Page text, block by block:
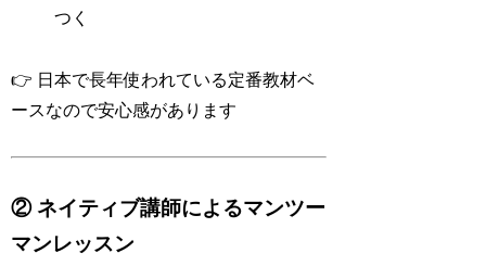
つく
👉 日本で長年使われている定番教材ベ
ースなので安心感があります
② ネイティブ講師によるマンツー
マンレッスン